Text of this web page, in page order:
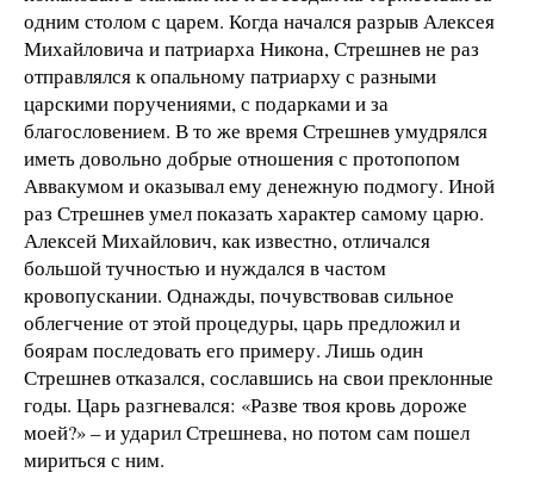
одним столом с царем. Когда начался разрыв Алексея
Михайловича и патриарха Никона, Стрешнев не раз
отправлялся к опальному патриарху с разными
царскими поручениями, с подарками и за
благословением. В то же время Стрешнев умудрялся
иметь довольно добрые отношения с протопопом
Аввакумом и оказывал ему денежную подмогу. Иной
раз Стрешнев умел показать характер самому царю.
Алексей Михайлович, как известно, отличался
большой тучностью и нуждался в частом
кровопускании. Однажды, почувствовав сильное
облегчение от этой процедуры, царь предложил и
боярам последовать его примеру. Лишь один
Стрешнев отказался, сославшись на свои преклонные
годы. Царь разгневался: «Разве твоя кровь дороже
моей?» – и ударил Стрешнева, но потом сам пошел
мириться с ним.